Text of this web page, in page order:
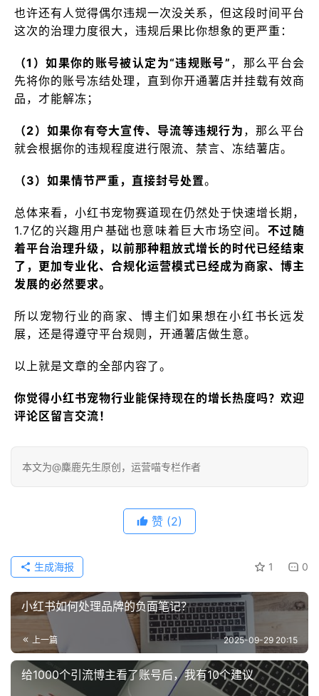
也许还有人觉得偶尔违规一次没关系，但这段时间平台
这次的治理力度很大，违规后果比你想象的更严重：
（1）如果你的账号被认定为“违规账号” ，那么平台会
先将你的账号冻结处理，直到你开通薯店并挂载有效商
品，才能解冻；
（2）如果你有夸大宣传、导流等违规行为 ，那么平台
就会根据你的违规程度进行限流、禁言、冻结薯店。
（3）如果情节严重，直接封号处置。
总体来看，小红书宠物赛道现在仍然处于快速增长期，
1.7亿的兴趣用户基础也意味着巨大市场空间。 不过随
着平台治理升级，以前那种粗放式增长的时代已经结束
了，更加专业化、合规化运营模式已经成为商家、博主
发展的必然要求。
所以宠物行业的商家、博主们如果想在小红书长远发
展，还是得遵守平台规则，开通薯店做生意。
以上就是文章的全部内容了。
你觉得小红书宠物行业能保持现在的增长热度吗？欢迎
评论区留言交流！
本文为@麋鹿先生原创，运营喵专栏作者
赞 (2)
1 0
生成海报
小红书如何处理品牌的负面笔记？
上一篇 2025-09-29 20:15
给1000个引流博主看了账号后，我有10个建议